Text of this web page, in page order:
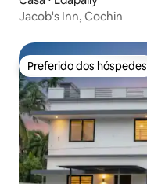
Jacob's Inn, Cochin
Preferido dos hóspedes
Preferido dos hóspedes